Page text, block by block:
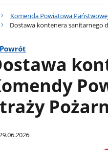
Komenda Powiatowa
Dostawa kontenera sanitarnego
Powrót